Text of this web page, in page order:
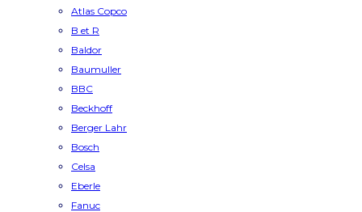
Atlas Copco
B et R
Baldor
Baumuller
BBC
Beckhoff
Berger Lahr
Bosch
Celsa
Eberle
Fanuc